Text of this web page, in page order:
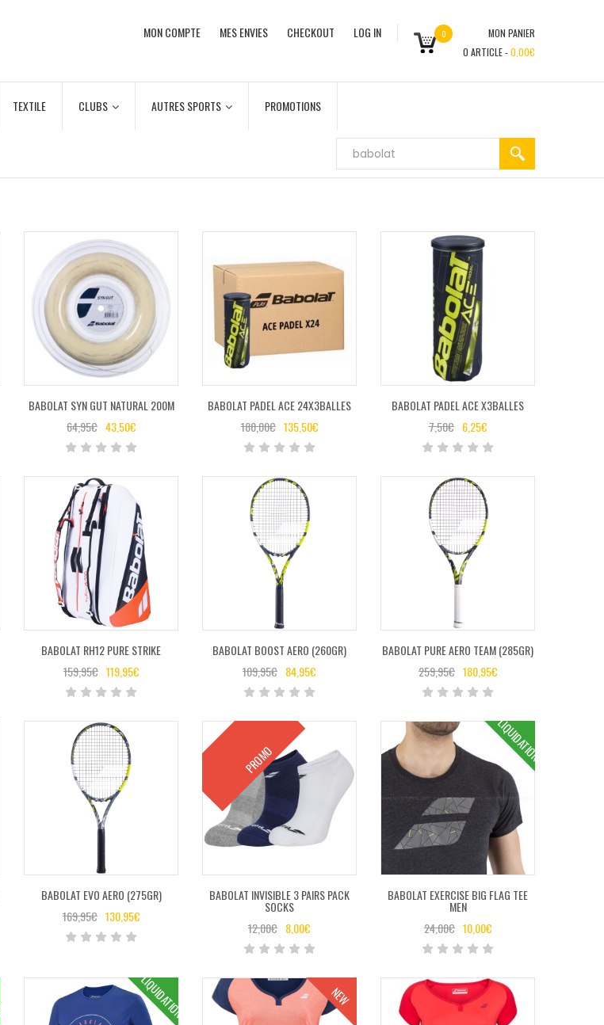
0
MON PANIER
0 ARTICLE -0,00€
MON COMPTE MES ENVIES CHECKOUT LOG IN
TEXTILE CLUBS AUTRES SPORTS PROMOTIONS
BABOLAT SYN GUT NATURAL 200M
64,95€ 43,50€
BABOLAT PADEL ACE 24X3BALLES
180,00€ 135,50€
BABOLAT PADEL ACE X3BALLES
7,50€ 6,25€
BABOLAT RH12 PURE STRIKE
159,95€ 119,95€
BABOLAT BOOST AERO (260GR)
109,95€ 84,95€
BABOLAT PURE AERO TEAM (285GR)
259,95€ 180,95€
BABOLAT EVO AERO (275GR)
169,95€ 130,95€
PROMO
BABOLAT INVISIBLE 3 PAIRS PACK
SOCKS
12,00€ 8,00€
LIQUIDATION
BABOLAT EXERCISE BIG FLAG TEE
MEN
24,00€ 10,00€
LIQUIDATION NEW